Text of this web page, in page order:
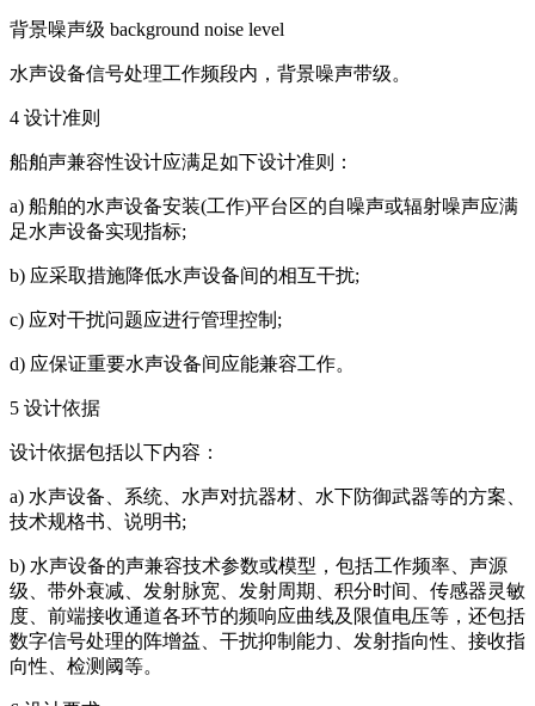
背景噪声级 background noise level
水声设备信号处理工作频段内，背景噪声带级。
4 设计准则
船舶声兼容性设计应满足如下设计准则：
a) 船舶的水声设备安装(工作)平台区的自噪声或辐射噪声应满
足水声设备实现指标;
b) 应采取措施降低水声设备间的相互干扰;
c) 应对干扰问题应进行管理控制;
d) 应保证重要水声设备间应能兼容工作。
5 设计依据
设计依据包括以下内容：
a) 水声设备、系统、水声对抗器材、水下防御武器等的方案、
技术规格书、说明书;
b) 水声设备的声兼容技术参数或模型，包括工作频率、声源
级、带外衰减、发射脉宽、发射周期、积分时间、传感器灵敏
度、前端接收通道各环节的频响应曲线及限值电压等，还包括
数字信号处理的阵增益、干扰抑制能力、发射指向性、接收指
向性、检测阈等。